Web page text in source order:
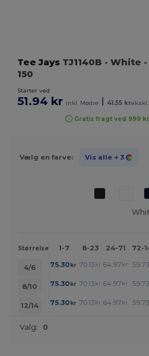
Tee Jays TJ1140B - White
150
Starter ved
51.94 kr inkl. Mødre 41.55 kr
Gratis fragt ved 999
Vælg en farve: Vis alle + 3
Størrelse 1-7 8-23 24-71 72-
4/6 75.30kr 70.13 kr 64.97 kr 59.73
8/10
75.30kr 70.13 kr 64.97 kr 59.73
12/14
75.30kr 70.13 kr 64.97 kr 59.73
Valg: 0